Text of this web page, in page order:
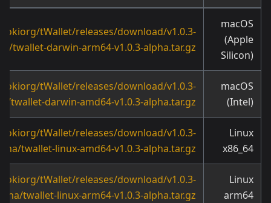
macOS
(Apple
Silicon)
tWallet/releases/download/v1.0.3-
twallet-darwin-arm64-v1.0.3-alpha.tar.gz
macOS
(Intel)
tWallet/releases/download/v1.0.3-
twallet-darwin-amd64-v1.0.3-alpha.tar.gz
Linux
x86_64
tWallet/releases/download/v1.0.3-
twallet-linux-amd64-v1.0.3-alpha.tar.gz
Linux
arm64
tWallet/releases/download/v1.0.3-
twallet-linux-arm64-v1.0.3-alpha.tar.gz